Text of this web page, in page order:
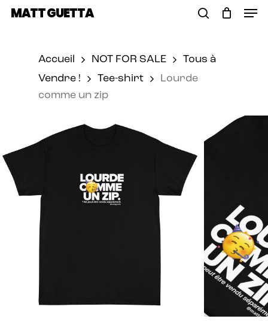
SkipMATT GUETTA
Accueil NOT FOR SALE
Tous à
Vendre !
Tee-shirt
Lourde
comme un zip